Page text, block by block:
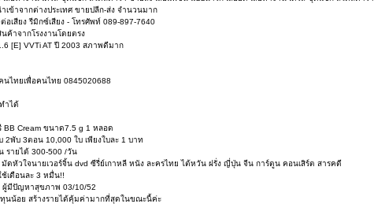
ข้าจากต่างประเทศ ขายปลีก-ส่ง จำนวนมาก
อเสียง รีมิกซ์เสียง - โทรศัพท์ 089-897-7640
ค้าจากโรงงานโดยตรง
[E] VVTi AT ปี 2003 สภาพดีมาก
ไทยเพื่อคนไทย 0845020688
ำได้
BB Cream ขนาด7.5 g 1 หลอด
พับ 3ตอน 10,000 ใบ เพียงใบละ 1 บาท
รายได้ 300-500 /วัน
มัดหัวใจนายเวอร์จิ้น dvd ซีรี่ย์เกาหลี หนัง ละครไทย ไต้หวัน ฝรั่ง ญี่ปุ่น จีน การ์ตูน คอนเสิร์ต สารคดี
ช้เดือนละ 3 หมื่น!!
ผู้มีปัญหาสุขภาพ 03/10/52
ทุนน้อย สร้างรายได้คุ้มค่ามากที่สุดในขณะนี้ค่ะ